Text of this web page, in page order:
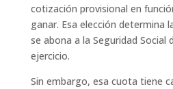
cotización provisional en
ganar. Esa elección determina
se abona a la Seguridad Social
ejercicio.
Sin embargo, esa cuota tiene